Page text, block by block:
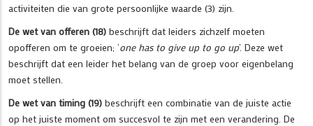
activiteiten die van grote persoonlijke waarde (3) zijn.
De wet van offeren (18) beschrijft dat leiders zichzelf moeten
opofferen om te groeien; ‘one has to give up to go up’. Deze wet
beschrijft dat een leider het belang van de groep voor eigenbelang
moet stellen.
De wet van timing (19) beschrijft een combinatie van de juiste actie
op het juiste moment om succesvol te zijn met een verandering. De